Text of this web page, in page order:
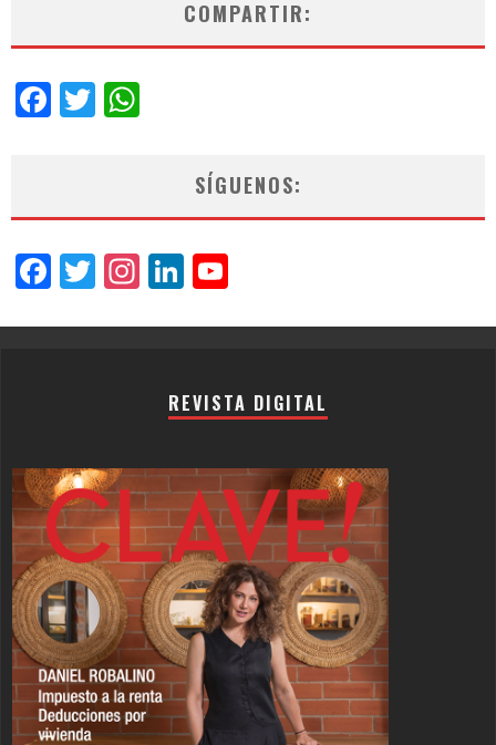
COMPARTIR:
Facebook
Twitter
SÍGUENOS:
Facebook
Twitter
Instagram
LinkedIn
REVISTA DIGITAL